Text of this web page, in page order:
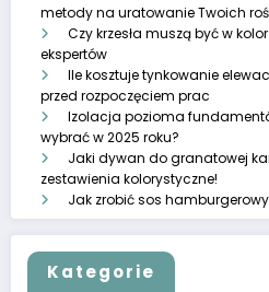
Czym jest śrubunek mosiężny i
Jak działa grupa
grzewczej?
Dlaczego warto postawić
Jak prawidłowo zamontować
wskazówek dla trwałego i
Jak skutecznie zwalczyć ćmę
metody na uratowanie Twoich
Czy krzesła muszą być w
ekspertów
Ile kosztuje tynkowanie
przed rozpoczęciem prac
Izolacja pozioma
wybrać w 2025 roku?